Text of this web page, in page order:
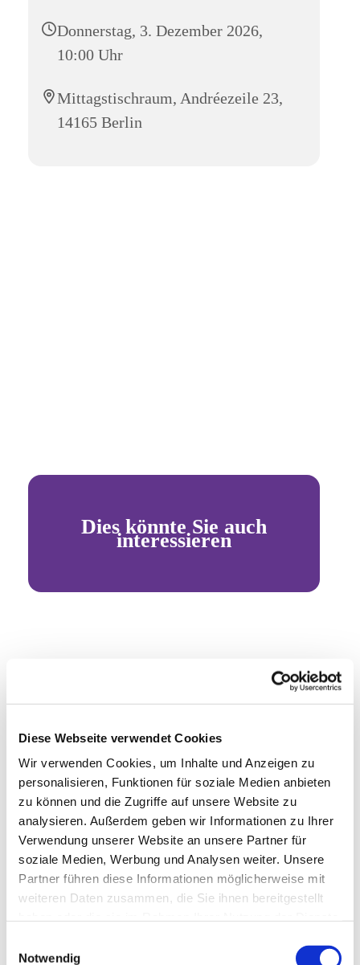
Diese Webseite verwendet Cookies
Wir verwenden Cookies, um Inhalte und Anzeigen zu
personalisieren, Funktionen für soziale Medien anbieten
zu können und die Zugriffe auf unsere Website zu
analysieren. Außerdem geben wir Informationen zu Ihrer
Verwendung unserer Website an unsere Partner für
soziale Medien, Werbung und Analysen weiter. Unsere
Partner führen diese Informationen möglicherweise mit
weiteren Daten zusammen, die Sie ihnen bereitgestellt
Notwendig
Donnerstag, 3. Dezember 2026,
10:00 Uhr
Mittagstischraum, Andréezeile 23,
14165 Berlin
Dies könnte Sie auch
interessieren